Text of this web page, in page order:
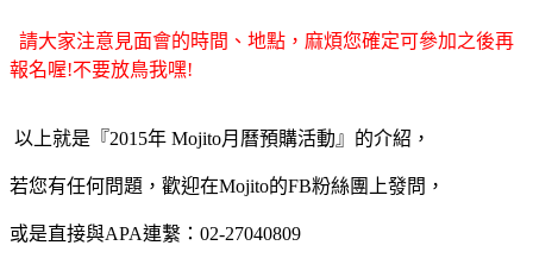
請大家注意見面會的時間、地點，麻煩您確定可參加之後再
報名喔!不要放鳥我嘿!
以上就是『2015年 Mojito月曆預購活動』的介紹，
若您有任何問題，歡迎在Mojito的FB粉絲團上發問，
或是直接與APA連繫：02-27040809